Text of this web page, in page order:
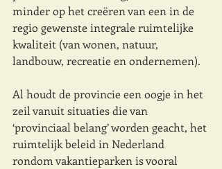
minder op het creëren van een in de
regio gewenste integrale ruimtelijke
kwaliteit (van wonen, natuur,
landbouw, recreatie en ondernemen).
Al houdt de provincie een oogje in het
zeil vanuit situaties die van
‘provinciaal belang’ worden geacht, het
ruimtelijk beleid in Nederland
rondom vakantieparken is vooral